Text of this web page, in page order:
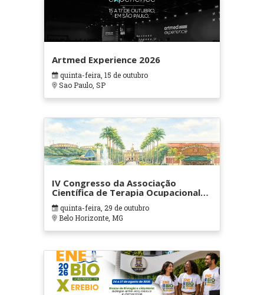
Artmed Experience 2026
quinta-feira, 15 de outubro
Sao Paulo, SP
IV Congresso da Associação
Científica de Terapia Ocupacional
em Contextos Hospitalares e
Cuidados Paliativos - ATOHOSP
quinta-feira, 29 de outubro
Belo Horizonte, MG